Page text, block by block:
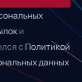
и
с Политикой
данных